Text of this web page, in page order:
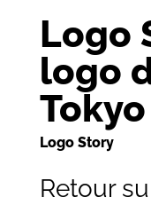
Logo
logo
Logo Story
Retour